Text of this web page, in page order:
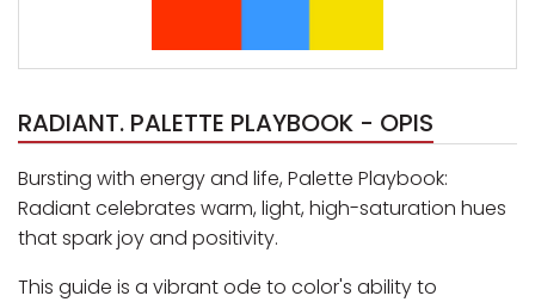
RADIANT. PALETTE PLAYBOOK - OPIS
Bursting with energy and life, Palette Playbook:
Radiant celebrates warm, light, high-saturation hues
that spark joy and positivity.
This guide is a vibrant ode to color's ability to